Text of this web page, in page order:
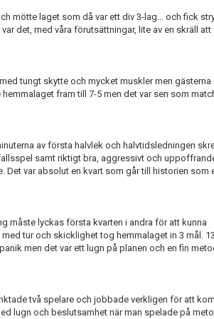
mötte laget som då var ett div 3-lag... och fick
det, med våra förutsättningar, lite av en skräll att
tungt skytte och mycket muskler men gästerna
fram till 7-5 men det var sen som
av första halvlek och halvtidsledningen
samt riktigt bra, aggressivt och
var absolut en kvart som går till historien som
måste lyckas första kvarten i andra för att kunna
tur och skicklighet tog hemmalaget in 3 mål.
men det var ett lugn på planen och en fin
två spelare och jobbade verkligen för att
lugn och beslutsamhet när man spelade på